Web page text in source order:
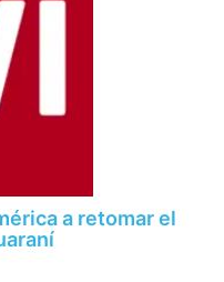
a retomar el